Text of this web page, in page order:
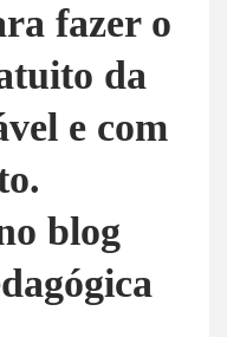
fazer o
da
e com
blog